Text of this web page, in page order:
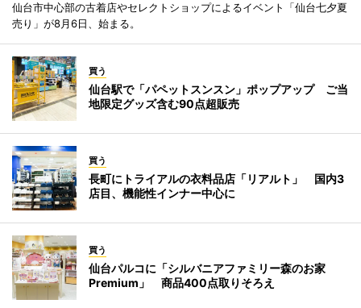
仙台市中心部の古着店やセレクトショップによるイベント「仙台七夕夏
売り」が8月6日、始まる。
買う
仙台駅で「パペットスンスン」ポップアップ ご当
地限定グッズ含む90点超販売
買う
長町にトライアルの衣料品店「リアルト」 国内3
店目、機能性インナー中心に
買う
仙台パルコに「シルバニアファミリー森のお家
Premium」 商品400点取りそろえ